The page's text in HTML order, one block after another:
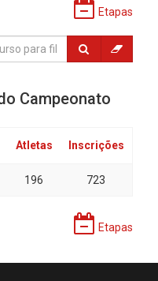
Etapas
Campeonato
Atletas Inscrições
196 723
Etapas